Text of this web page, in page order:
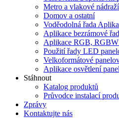
Metro a vlakové nádraží
Domov a ostatní
Voděodolná řada
Aplikace bezrámové
Aplikace RGB,
Použití řady LED
Velkoformátové
Aplikace osvětlení
Stáhnout
Katalog produktů
Průvodce instalací
Zprávy
Kontaktujte nás